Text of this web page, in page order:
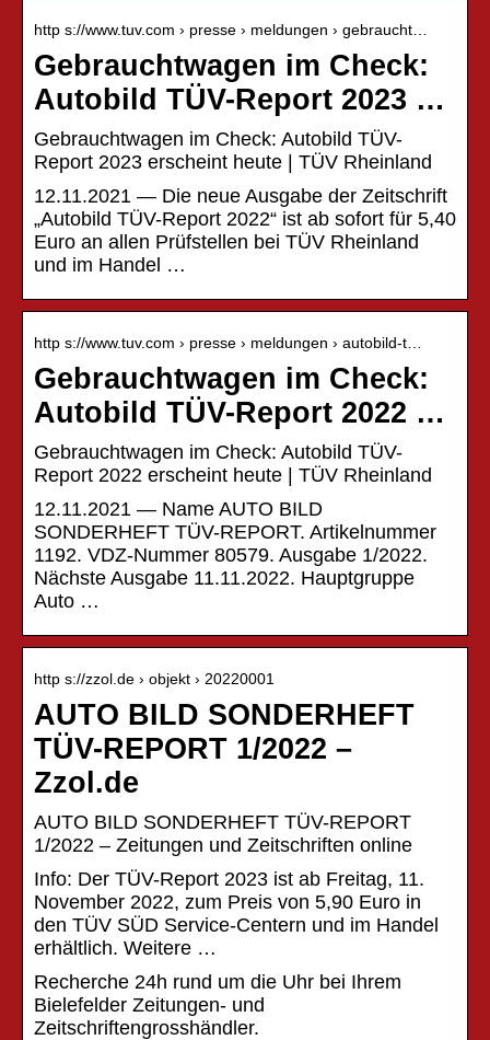
http s://www.tuv.com › presse › meldungen › gebraucht…
Gebrauchtwagen im Check:
Autobild TÜV-Report 2023 …
Gebrauchtwagen im Check: Autobild TÜV-
Report 2023 erscheint heute | TÜV Rheinland
12.11.2021 — Die neue Ausgabe der Zeitschrift
„Autobild TÜV-Report 2022“ ist ab sofort für 5,40
Euro an allen Prüfstellen bei TÜV Rheinland
und im Handel …
http s://www.tuv.com › presse › meldungen › autobild-t…
Gebrauchtwagen im Check:
Autobild TÜV-Report 2022 …
Gebrauchtwagen im Check: Autobild TÜV-
Report 2022 erscheint heute | TÜV Rheinland
12.11.2021 — Name AUTO BILD
SONDERHEFT TÜV-REPORT. Artikelnummer
1192. VDZ-Nummer 80579. Ausgabe 1/2022.
Nächste Ausgabe 11.11.2022. Hauptgruppe
Auto …
http s://zzol.de › objekt › 20220001
AUTO BILD SONDERHEFT
TÜV-REPORT 1/2022 –
Zzol.de
AUTO BILD SONDERHEFT TÜV-REPORT
1/2022 – Zeitungen und Zeitschriften online
Info: Der TÜV-Report 2023 ist ab Freitag, 11.
November 2022, zum Preis von 5,90 Euro in
den TÜV SÜD Service-Centern und im Handel
erhältlich. Weitere …
Recherche 24h rund um die Uhr bei Ihrem
Bielefelder Zeitungen- und
Zeitschriftengrosshändler.